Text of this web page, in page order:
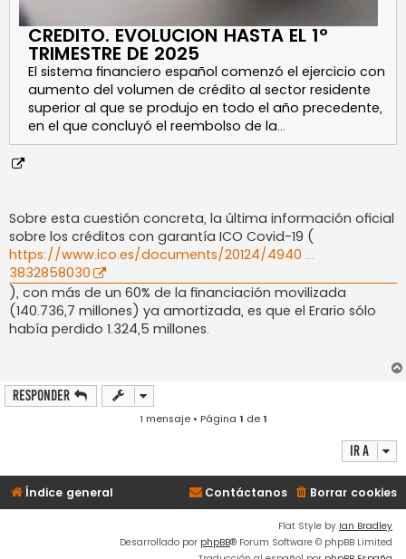
CREDITO. EVOLUCION HASTA EL 1º
TRIMESTRE DE 2025
El sistema financiero español comenzó el ejercicio con
aumento del volumen de crédito al sector residente
superior al que se produjo en todo el año precedente,
en el que concluyó el reembolso de la…
Sobre esta cuestión concreta, la última información oficial
sobre los créditos con garantía ICO Covid-19 (
https://www.ico.es/documents/20124/4940 ...
3832858030
), con más de un 60% de la financiación movilizada
(140.736,7 millones) ya amortizada, es que el Erario sólo
había perdido 1.324,5 millones.
Responder
1 mensaje • Página 1 de1
Ir a
Índice general Borrar cookies
Contáctanos
Flat Style by Ian Bradley
Desarrollado por phpBB® Forum Software © phpBB Limited